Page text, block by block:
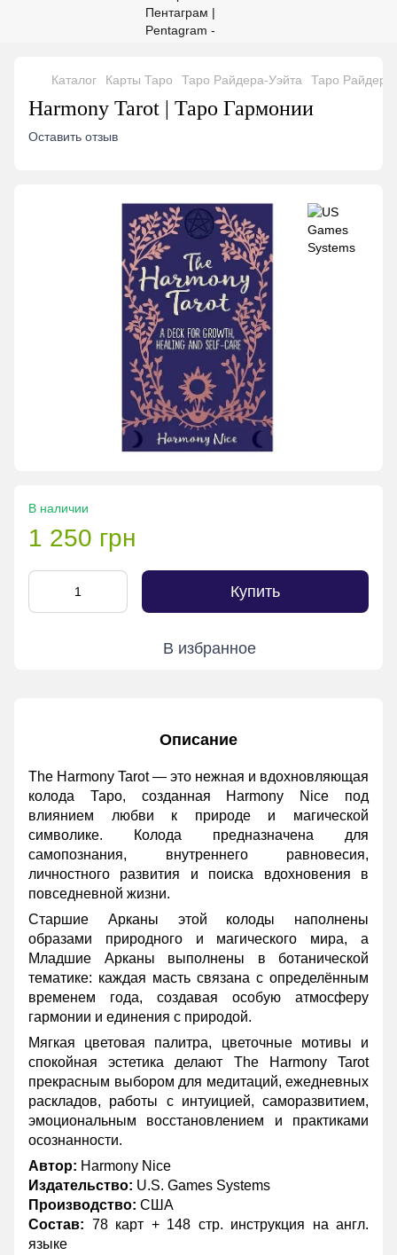
Каталог Карты Таро Таро Райдера-Уэйта Таро
Harmony Tarot | Таро Гармонии
Оставить отзыв
В наличии
1 250 грн
Купить
В избранное
Описание
The Harmony Tarot — это нежная и вдохновляющая
колода Таро, созданная Harmony Nice под
влиянием любви к природе и магической
символике. Колода предназначена для
самопознания, внутреннего равновесия,
личностного развития и поиска вдохновения в
повседневной жизни.
Старшие Арканы этой колоды наполнены
образами природного и магического мира, а
Младшие Арканы выполнены в ботанической
тематике: каждая масть связана с определённым
временем года, создавая особую атмосферу
гармонии и единения с природой.
Мягкая цветовая палитра, цветочные мотивы и
спокойная эстетика делают The Harmony Tarot
прекрасным выбором для медитаций, ежедневных
раскладов, работы с интуицией, саморазвитием,
эмоциональным восстановлением и практиками
осознанности.
Автор: Harmony Nice
Издательство: U.S. Games Systems
Производство: США
Состав: 78 карт + 148 стр. инструкция на англ.
языке